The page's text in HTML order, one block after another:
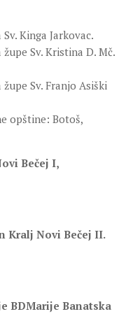
Kinga Jarkovac.
Sv. Kristina D. Mč.
Sv. Franjo Asiški
opštine: Botoš,
Bečej I,
Kralj Novi Bečej II.
BDMarije Banatska